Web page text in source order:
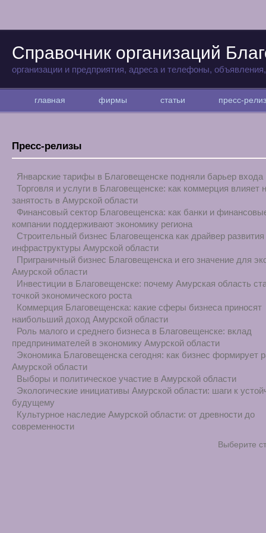
Справочник организаций
организации и предприятия, адреса и телефоны,
главная фирмы статьи пресс-
Пресс-релизы
Январские тарифы в Благовещенске подняли барьер
Торговля и услуги в Благовещенске: как коммерция влияет
занятость в Амурской области
Финансовый сектор Благовещенска: как банки и
компании поддерживают экономику региона
Строительный бизнес Благовещенска как драйвер развития
инфраструктуры Амурской области
Приграничный бизнес Благовещенска и его значение для
Амурской области
Инвестиции в Благовещенске: почему Амурская область
точкой экономического роста
Коммерция Благовещенска: какие сферы бизнеса приносят
наибольший доход Амурской области
Роль малого и среднего бизнеса в Благовещенске: вклад
предпринимателей в экономику Амурской области
Экономика Благовещенска сегодня: как бизнес формирует
Амурской области
Выборы и политическое участие в Амурской области
Экологические инициативы Амурской области: шаги к
будущему
Культурное наследие Амурской области: от древности до
современности
Выберите